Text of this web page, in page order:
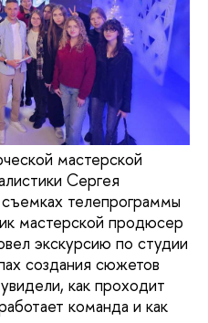
мастерской
Сергея
телепрограммы
мастерской продюсер
экскурсию по студии
создания сюжетов
как проходит
команда и как